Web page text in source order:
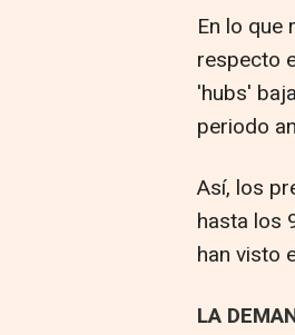
En lo que
respecto
'hubs'
periodo
Así, los
hasta los
han visto
LA